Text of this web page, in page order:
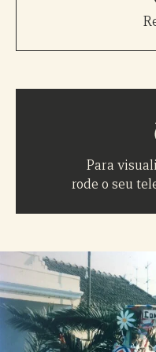
Para
rode o seu